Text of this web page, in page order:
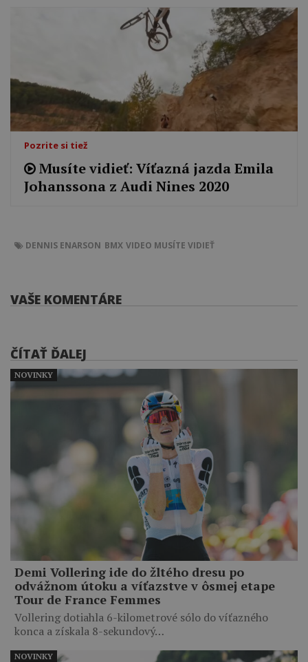
Pozrite si tiež
Musíte vidieť: Víťazná jazda Emila
Johanssona z Audi Nines 2020
DENNIS ENARSON BMX VIDEO MUSÍTE VIDIEŤ
VAŠE KOMENTÁRE
ČÍTAŤ ĎALEJ
Demi Vollering ide do žltého dresu po
odvážnom útoku a víťazstve v ôsmej etape
Tour de France Femmes
Vollering dotiahla 6-kilometrové sólo do víťazného
konca a získala 8-sekundový…
NOVINKY
NOVINKY